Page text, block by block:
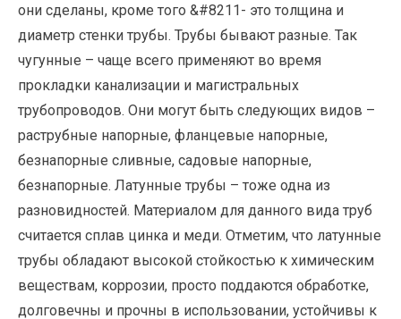
они сделаны, кроме того &#8211- это толщина и
диаметр стенки трубы. Трубы бывают разные. Так
чугунные – чаще всего применяют во время
прокладки канализации и магистральных
трубопроводов. Они могут быть следующих видов –
раструбные напорные, фланцевые напорные,
безнапорные сливные, садовые напорные,
безнапорные. Латунные трубы – тоже одна из
разновидностей. Материалом для данного вида труб
считается сплав цинка и меди. Отметим, что латунные
трубы обладают высокой стойкостью к химическим
веществам, коррозии, просто поддаются обработке,
долговечны и прочны в использовании, устойчивы к